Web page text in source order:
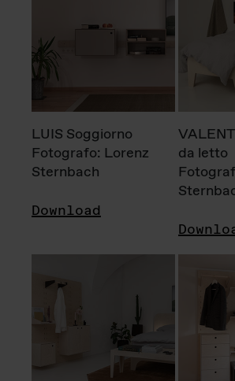
LUIS Soggiorno
Fotografo: Lorenz
Sternbach
Download
da letto